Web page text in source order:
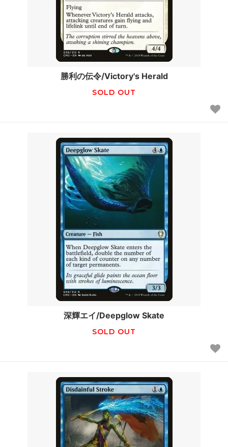
勝利の伝令/Victory's Herald
SOLD OUT
深輝エイ/Deepglow Skate
SOLD OUT